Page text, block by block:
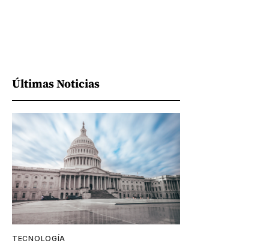
Últimas Noticias
TECNOLOGÍA